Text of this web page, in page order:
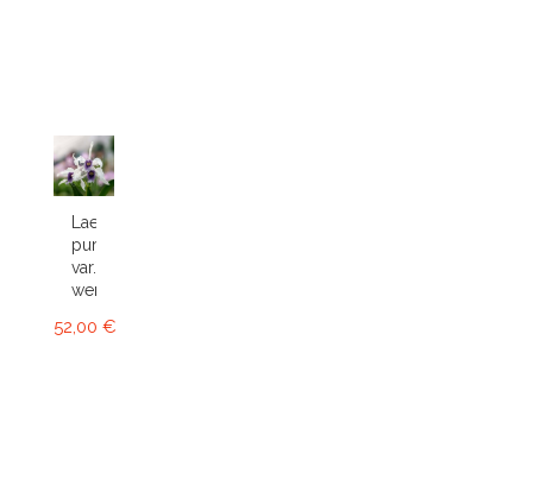
Laelia
purpurata
var.
werkhauseri
52,00 €